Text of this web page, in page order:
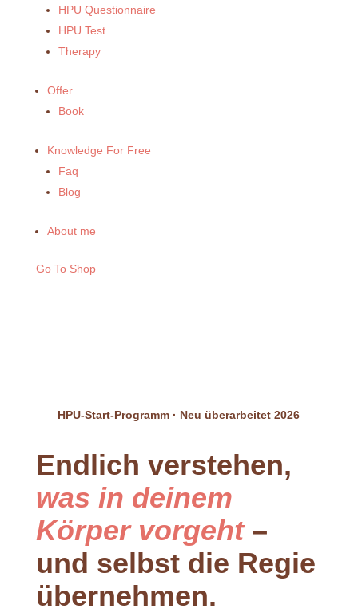
HPU Questionnaire
HPU Test
Therapy
Offer
Book
Knowledge For Free
Faq
Blog
About me
Go To Shop
HPU-Start-Programm · Neu überarbeitet 2026
Endlich verstehen,
was in deinem
Körper vorgeht–
und selbst die Regie
übernehmen.